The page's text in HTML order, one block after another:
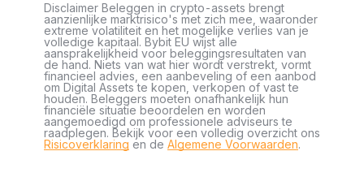
Disclaimer Beleggen in crypto-assets brengt
aanzienlijke marktrisico's met zich mee, waaronder
extreme volatiliteit en het mogelijke verlies van je
volledige kapitaal. Bybit EU wijst alle
aansprakelijkheid voor beleggingsresultaten van
de hand. Niets van wat hier wordt verstrekt, vormt
financieel advies, een aanbeveling of een aanbod
om Digital Assets te kopen, verkopen of vast te
houden. Beleggers moeten onafhankelijk hun
financiële situatie beoordelen en worden
aangemoedigd om professionele adviseurs te
raadplegen. Bekijk voor een volledig overzicht ons
Risicoverklaring en de Algemene Voorwaarden.